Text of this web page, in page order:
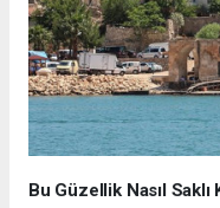
Bu Güzellik Nasıl Saklı